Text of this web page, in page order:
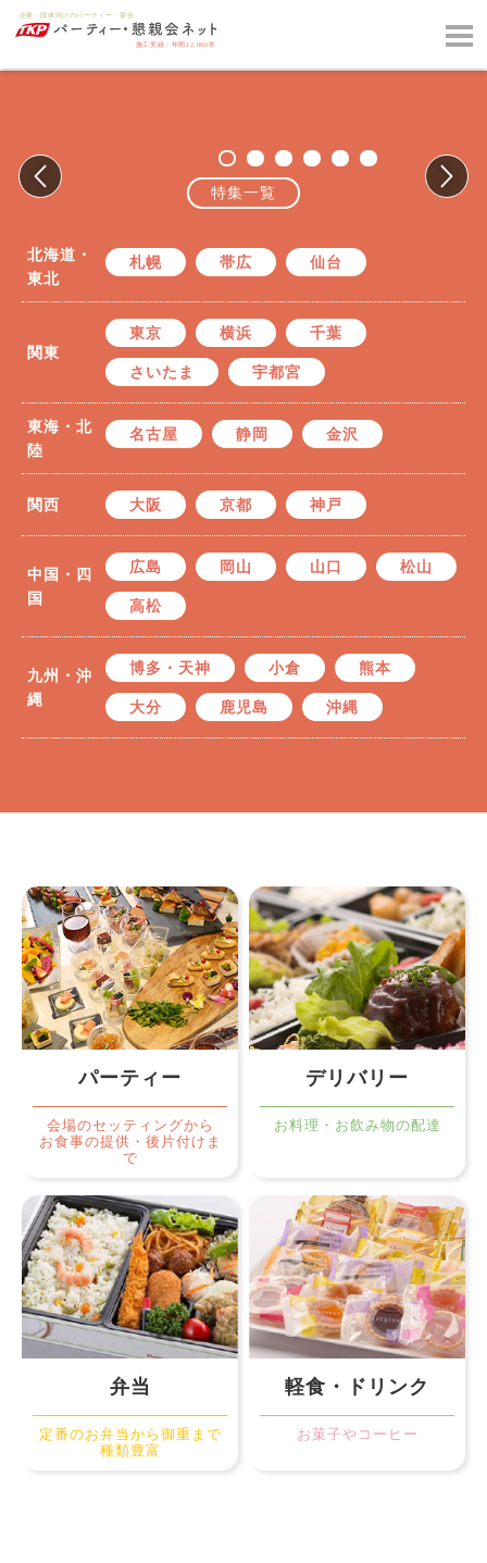
特集一覧
北海道・
東北
札幌 帯広 仙台
関東
東京 横浜 千葉
さいたま 宇都宮
東海・北
陸
名古屋 静岡 金沢
関西 大阪 京都 神戸
中国・四
国
広島 岡山 山口 松山
高松
九州・沖
縄
博多・天神 小倉 熊本
大分 鹿児島 沖縄
パーティー
会場のセッティングから
お食事の提供・後片付けま
で
デリバリー
お料理・お飲み物の配達
弁当
定番のお弁当から御重まで
種類豊富
軽食・ドリンク
お菓子やコーヒー